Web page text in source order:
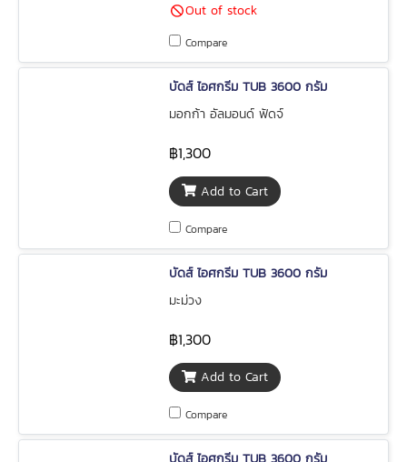
Out of stock
Compare
บัดส์ ไอศกรีม TUB 3600 กรัม
มอกก้า อัลมอนด์ ฟัดจ์
฿1,300
Add to Cart
Compare
บัดส์ ไอศกรีม TUB 3600 กรัม
มะม่วง
฿1,300
Add to Cart
Compare